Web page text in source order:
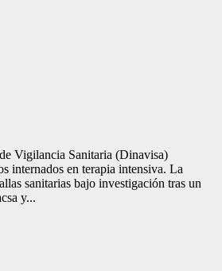
Vigilancia Sanitaria (Dinavisa)
internados en terapia intensiva. La
sanitarias bajo investigación tras un
y...